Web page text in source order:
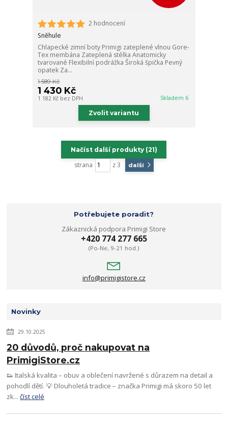
2 hodnocení
Sněhule
Chlapecké zimní boty Primigi zateplené vlnou Gore-
Tex membána Zateplená stélka Anatomicky
tvarované Flexibilní podrážka Široká špička Pevný
opatek Za...
1 589 Kč
1 430 Kč
1 182 Kč bez DPH Skladem 6
Zvolit variantu
Načíst další produkty (21)
strana z 3 další
Potřebujete poradit?
Zákaznická podpora Primigi Store
+420 774 277 665
(Po-Ne, 9-21 hod.)
info@primigistore.cz
Novinky
29.10.2025
20 důvodů, proč nakupovat na
PrimigiStore.cz
👟 Italská kvalita – obuv a oblečení navržené s důrazem na detail a
pohodlí dětí. 💡 Dlouholetá tradice – značka Primigi má skoro 50 let
zk...číst celé